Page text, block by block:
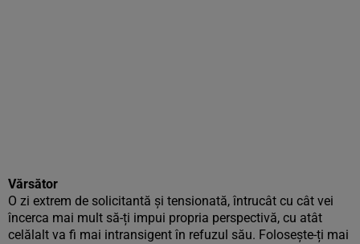
Vărsător
O zi extrem de solicitantă și tensionată, întrucât cu cât vei
încerca mai mult să-ți impui propria perspectivă, cu atât
celălalt va fi mai intransigent în refuzul său. Folosește-ți mai